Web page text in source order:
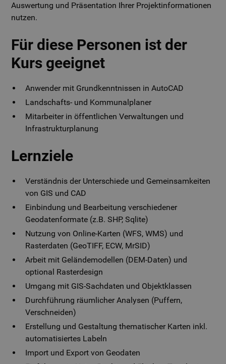
Auswertung und Präsentation Ihrer Projektinformationen
nutzen.
Für diese Personen ist der
Kurs geeignet
Anwender mit Grundkenntnissen in AutoCAD
Landschafts- und Kommunalplaner
Mitarbeiter in öffentlichen Verwaltungen und
Infrastrukturplanung
Lernziele
Verständnis der Unterschiede und Gemeinsamkeiten
von GIS und CAD
Einbindung und Bearbeitung verschiedener
Geodatenformate (z.B. SHP, Sqlite)
Nutzung von Online-Karten (WFS, WMS) und
Rasterdaten (GeoTIFF, ECW, MrSID)
Arbeit mit Geländemodellen (DEM-Daten) und
optional Rasterdesign
Umgang mit GIS-Sachdaten und Objektklassen
Durchführung räumlicher Analysen (Puffern,
Verschneiden)
Erstellung und Gestaltung thematischer Karten inkl.
automatisiertes Labeln
Import und Export von Geodaten